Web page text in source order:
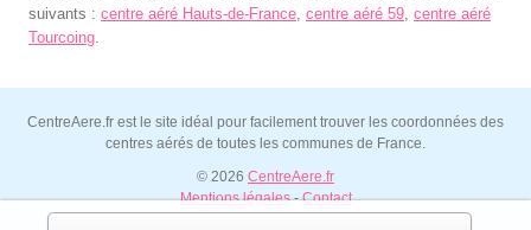
suivants : centre aéré Hauts-de-France centre aéré 59 centre aéré
Tourcoing
CentreAere.fr est le site idéal pour facilement trouver les coordonnées des
centres aérés de toutes les communes de France.
© 2026 CentreAere.fr
Mentions légales-Contact